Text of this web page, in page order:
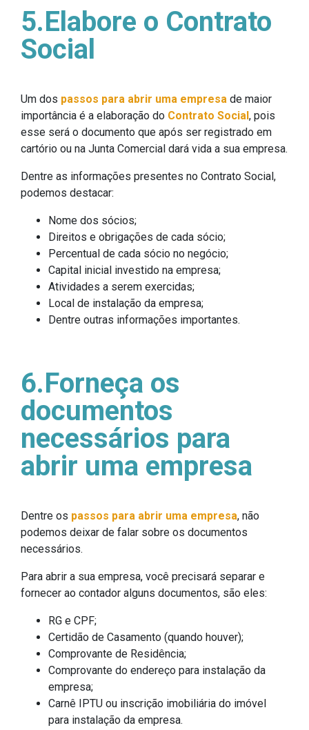
5.Elabore o Contrato
Social
Um dos passos para abrir uma empresa de maior
importância é a elaboração do Contrato Social, pois
esse será o documento que após ser registrado em
cartório ou na Junta Comercial dará vida a sua empresa.
Dentre as informações presentes no Contrato Social,
podemos destacar:
Nome dos sócios;
Direitos e obrigações de cada sócio;
Percentual de cada sócio no negócio;
Capital inicial investido na empresa;
Atividades a serem exercidas;
Local de instalação da empresa;
Dentre outras informações importantes.
6.Forneça os
documentos
necessários para
abrir uma empresa
Dentre os passos para abrir uma empresa, não
podemos deixar de falar sobre os documentos
necessários.
Para abrir a sua empresa, você precisará separar e
fornecer ao contador alguns documentos, são eles:
RG e CPF;
Certidão de Casamento (quando houver);
Comprovante de Residência;
Comprovante do endereço para instalação da
empresa;
Carnê IPTU ou inscrição imobiliária do imóvel
para instalação da empresa.